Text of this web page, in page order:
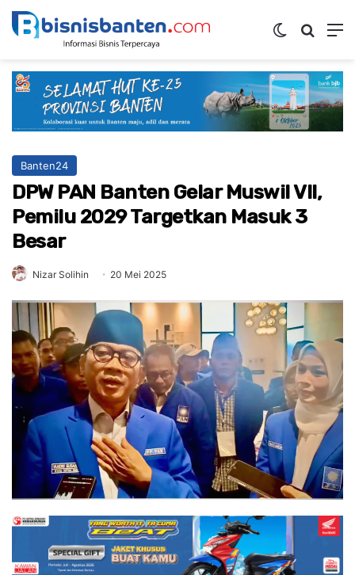
Switch skin
Banten24
DPW PAN Banten Gelar Muswil VII,
Pemilu 2029 Targetkan Masuk 3
Besar
Nizar Solihin 20 Mei 2025